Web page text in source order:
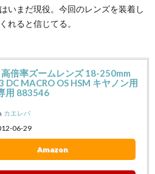
いまだ現役。今回のレンズを装着し
れると信じてる。
倍率ズームレンズ 18-250mm
DC MACRO OS HSM キヤノン用
用 883546
カエレバ
06-29
Amazon